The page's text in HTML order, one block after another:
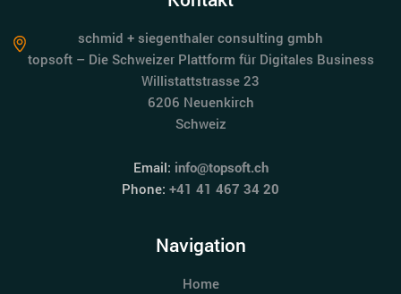
schmid + siegenthaler consulting gmbh
topsoft – Die Schweizer Plattform für Digitales Business
Willistattstrasse 23
6206 Neuenkirch
Schweiz
Email: info@topsoft.ch
Phone: +41 41 467 34 20
Navigation
Home